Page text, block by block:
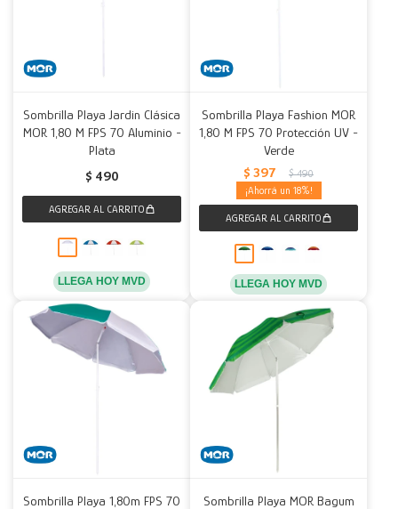
Sombrilla Playa Jardin Clásica
MOR 1,80 M FPS 70 Aluminio -
Plata
$ 490
LLEGA HOY MVD
Sombrilla Playa Fashion MOR
1,80 M FPS 70 Protección UV -
Verde
$ 397 $ 490
18
LLEGA HOY MVD
Sombrilla Playa 1,80m FPS 70
Sombrilla Playa MOR Bagum